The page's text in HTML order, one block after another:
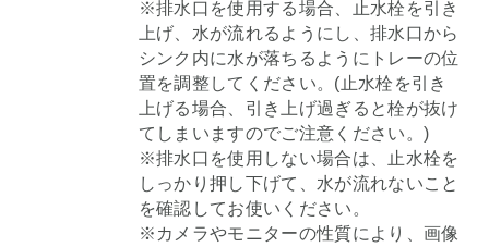
※排水口を使用する場合、止水栓を引き
上げ、水が流れるようにし、排水口から
シンク内に水が落ちるようにトレーの位
置を調整してください。(止水栓を引き
上げる場合、引き上げ過ぎると栓が抜け
てしまいますのでご注意ください。)
※排水口を使用しない場合は、止水栓を
しっかり押し下げて、水が流れないこと
を確認してお使いください。
※カメラやモニターの性質により、画像